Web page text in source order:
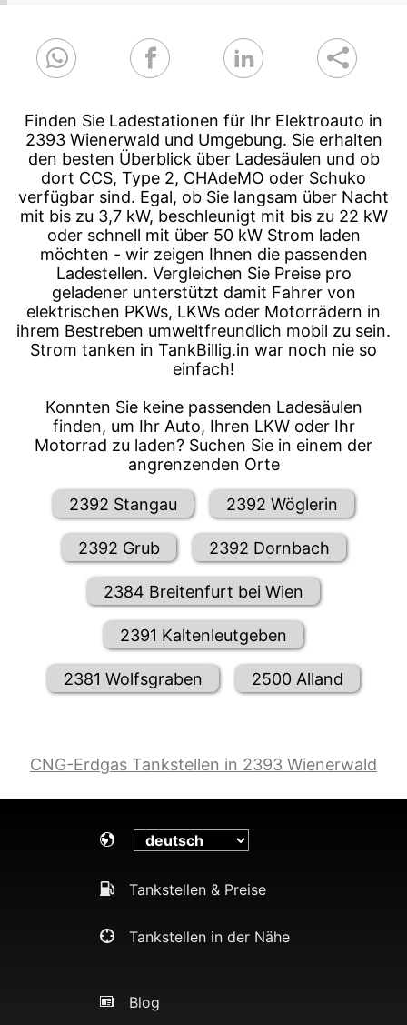
Finden Sie Ladestationen für Ihr Elektroauto in
2393 Wienerwald und Umgebung. Sie erhalten
den besten Überblick über Ladesäulen und ob
dort CCS, Type 2, CHAdeMO oder Schuko
verfügbar sind. Egal, ob Sie langsam über Nacht
mit bis zu 3,7 kW, beschleunigt mit bis zu 22 kW
oder schnell mit über 50 kW Strom laden
möchten - wir zeigen Ihnen die passenden
Ladestellen. Vergleichen Sie Preise pro
geladener unterstützt damit Fahrer von
elektrischen PKWs, LKWs oder Motorrädern in
ihrem Bestreben umweltfreundlich mobil zu sein.
Strom tanken in TankBillig.in war noch nie so
einfach!
Konnten Sie keine passenden Ladesäulen
finden, um Ihr Auto, Ihren LKW oder Ihr
Motorrad zu laden? Suchen Sie in einem der
angrenzenden Orte
2392 Stangau 2392 Wöglerin
2392 Grub 2392 Dornbach
2384 Breitenfurt bei Wien
2391 Kaltenleutgeben
2381 Wolfsgraben 2500 Alland
CNG-Erdgas Tankstellen in 2393 Wienerwald
Tankstellen & Preise
Tankstellen in der Nähe
Blog